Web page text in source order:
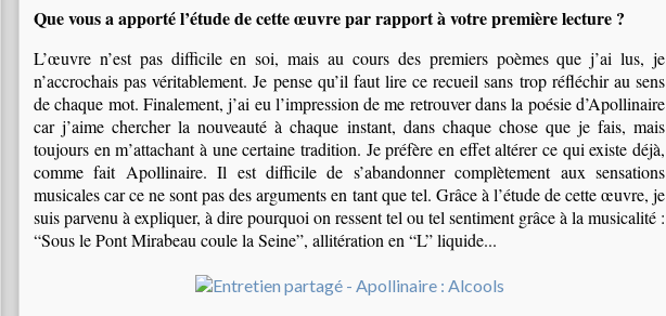
Que vous a apporté l’étude de cette œuvre par rapport à votre première lecture ?
L’œuvre n’est pas difficile en soi, mais au cours des premiers poèmes que j’ai lus, je
n’accrochais pas véritablement. Je pense qu’il faut lire ce recueil sans trop réfléchir au sens
de chaque mot. Finalement, j’ai eu l’impression de me retrouver dans la poésie d’Apollinaire
car j’aime chercher la nouveauté à chaque instant, dans chaque chose que je fais, mais
toujours en m’attachant à une certaine tradition. Je préfère en effet altérer ce qui existe déjà,
comme fait Apollinaire. Il est difficile de s’abandonner complètement aux sensations
musicales car ce ne sont pas des arguments en tant que tel. Grâce à l’étude de cette œuvre, je
suis parvenu à expliquer, à dire pourquoi on ressent tel ou tel sentiment grâce à la musicalité :
“Sous le Pont Mirabeau coule la Seine”, allitération en “L” liquide...